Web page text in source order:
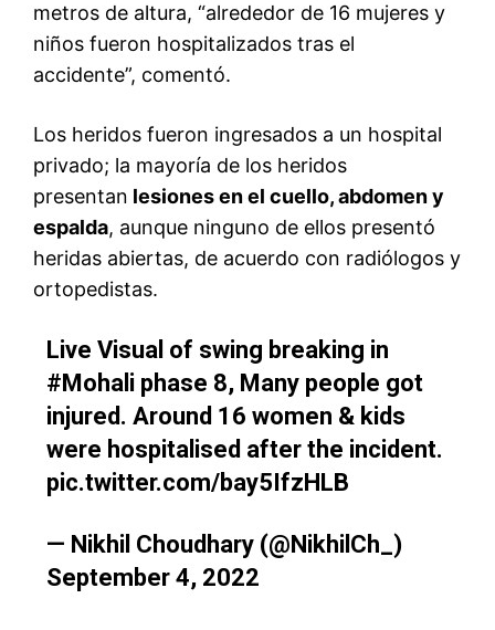
metros de altura, “alrededor de 16 mujeres y
niños fueron hospitalizados tras el
accidente”, comentó.
Los heridos fueron ingresados a un hospital
privado; la mayoría de los heridos
presentan lesiones en el cuello, abdomen y
espalda, aunque ninguno de ellos presentó
heridas abiertas, de acuerdo con radiólogos y
ortopedistas.
Live Visual of swing breaking in
#Mohaliphase 8, Many people got
injured. Around 16 women & kids
were hospitalised after the incident.
pic.twitter.com/bay5IfzHLB
— Nikhil Choudhary (@NikhilCh_)
September 4, 2022